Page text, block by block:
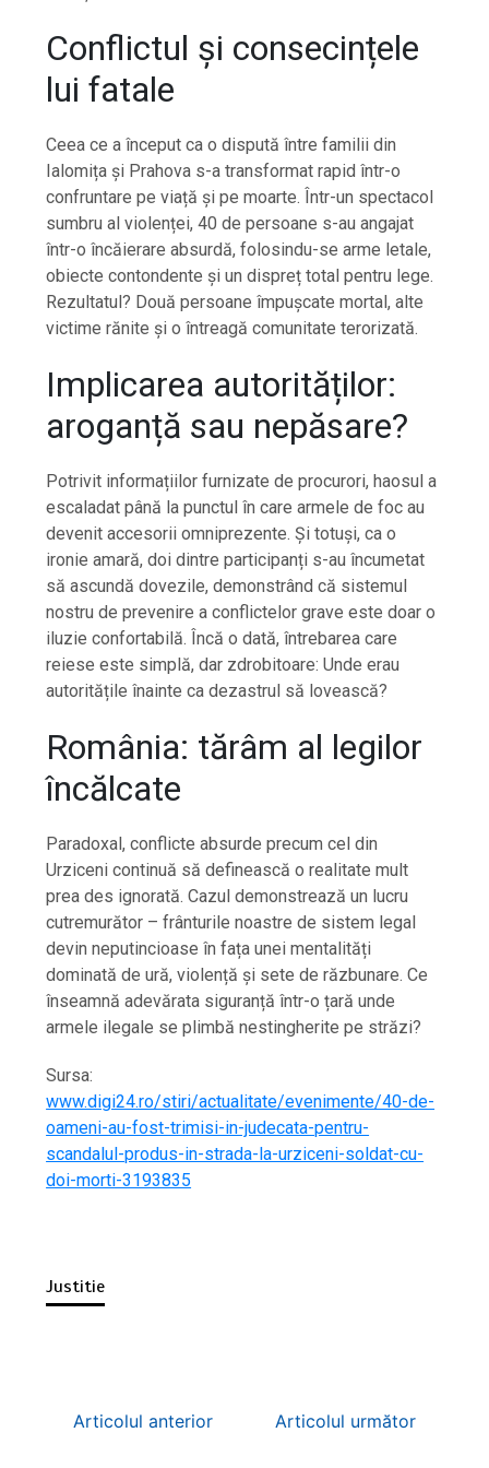
Conflictul și consecințele
lui fatale
Ceea ce a început ca o dispută între familii din
Ialomița și Prahova s-a transformat rapid într-o
confruntare pe viață și pe moarte. Într-un spectacol
sumbru al violenței, 40 de persoane s-au angajat
într-o încăierare absurdă, folosindu-se arme letale,
obiecte contondente și un dispreț total pentru lege.
Rezultatul? Două persoane împușcate mortal, alte
victime rănite și o întreagă comunitate terorizată.
Implicarea autorităților:
aroganță sau nepăsare?
Potrivit informațiilor furnizate de procurori, haosul a
escaladat până la punctul în care armele de foc au
devenit accesorii omniprezente. Și totuși, ca o
ironie amară, doi dintre participanți s-au încumetat
să ascundă dovezile, demonstrând că sistemul
nostru de prevenire a conflictelor grave este doar o
iluzie confortabilă. Încă o dată, întrebarea care
reiese este simplă, dar zdrobitoare: Unde erau
autoritățile înainte ca dezastrul să lovească?
România: tărâm al legilor
încălcate
Paradoxal, conflicte absurde precum cel din
Urziceni continuă să definească o realitate mult
prea des ignorată. Cazul demonstrează un lucru
cutremurător – frânturile noastre de sistem legal
devin neputincioase în fața unei mentalități
dominată de ură, violență și sete de răzbunare. Ce
înseamnă adevărata siguranță într-o țară unde
armele ilegale se plimbă nestingherite pe străzi?
Sursa:
www.digi24.ro/stiri/actualitate/evenimente/40-de-
oameni-au-fost-trimisi-in-judecata-pentru-
scandalul-produs-in-strada-la-urziceni-soldat-cu-
doi-morti-3193835
Justitie
Articolul anterior Articolul următor